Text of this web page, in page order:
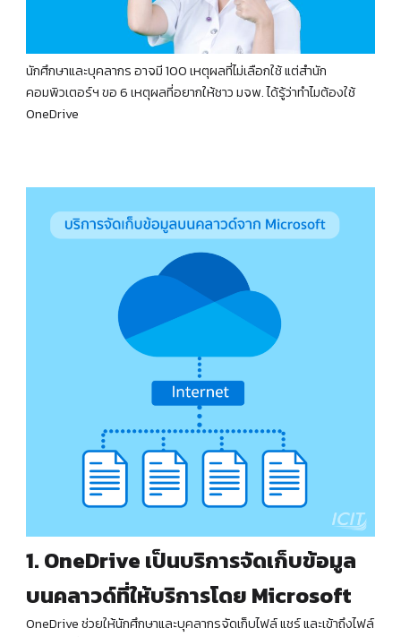
นักศึกษาและบุคลากร อาจมี 100 เหตุผลที่ไม่เลือกใช้ แต่สำนัก
คอมพิวเตอร์ฯ ขอ 6 เหตุผลที่อยากให้ชาว มจพ. ได้รู้ว่าทำไมต้องใช้
OneDrive
1. OneDrive เป็นบริการจัดเก็บข้อมูล
บนคลาวด์ที่ให้บริการโดย Microsoft
OneDrive ช่วยให้นักศึกษาและบุคลากรจัดเก็บไฟล์ แชร์ และเข้าถึงไฟล์